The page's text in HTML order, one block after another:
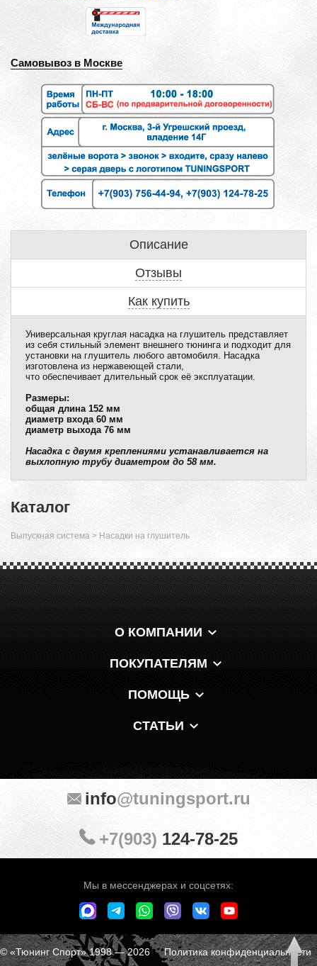
Самовывоз в Москве
Описание
Отзывы
Как купить
Универсальная круглая насадка на глушитель представляет
из себя стильный элемент внешнего тюнинга и подходит для
установки на глушитель любого автомобиля. Насадка
изготовлена из нержавеющей стали,
что обеспечивает длительный срок её эксплуатации.
Размеры:
общая длина 152 мм
диаметр входа 60 мм
диаметр выхода 76 мм
Насадка с двумя креплениями устанавливается на
выхлопную трубу диаметром до 58 мм.
Каталог
Выпускная система > Насадки на глушитель
О КОМПАНИИ
ПОКУПАТЕЛЯМ
ПОМОЩЬ
СТАТЬИ
Мы в мессенджерах и соцсетях:
info@tuningsport.ru
+7(903) 124-78-25
© «Тюнинг Спорт» 1998 — 2026Политика конфиденциальности